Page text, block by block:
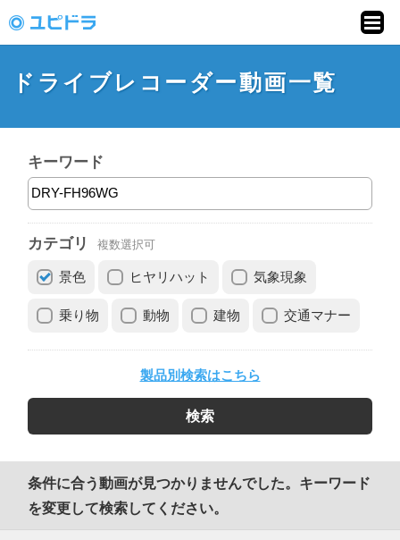
動画投稿サイト「ユ
ピドラ」
ドライブレコーダー動画一覧
キーワード
カテゴリ 複数選択可
景色 ヒヤリハット 気象現象
乗り物 動物 建物 交通マナー
製品別検索はこちら
条件に合う動画が見つかりませんでした。キーワード
を変更して検索してください。